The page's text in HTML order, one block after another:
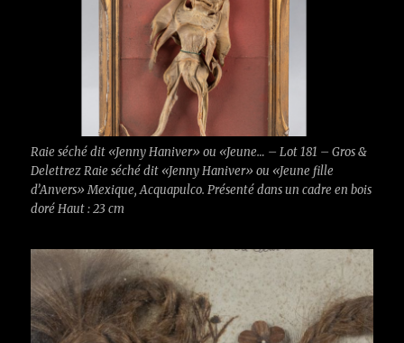
Raie séché dit «Jenny Haniver» ou «Jeune… – Lot 181 – Gros &
Delettrez Raie séché dit «Jenny Haniver» ou «Jeune fille
d’Anvers» Mexique, Acquapulco. Présenté dans un cadre en bois
doré Haut : 23 cm